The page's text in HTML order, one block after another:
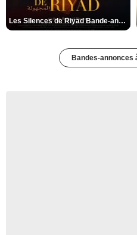
Les Silences de Riyad Bande-annonce VO STFR
Bandes-annonces